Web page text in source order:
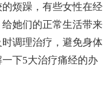
烦躁，有些女性在经
她们的正常生活带来
调理治疗，避免身体
下5大治疗痛经的办